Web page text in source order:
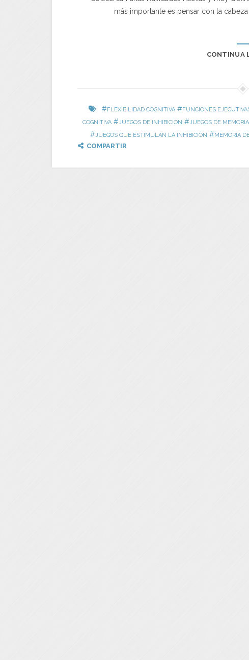
más importante es pensar con la
CONTINUA
# FLEXIBILIDAD COGNITIVA# FUNCIONES
COGNITIVA#JUEGOS DE INHIBICIÓN #JUEGOS DE MEMORIA
#JUEGOS QUE ESTIMULAN LA INHIBICIÓN # MEMORIA
COMPARTIR